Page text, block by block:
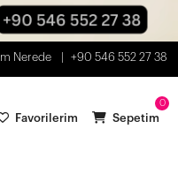
Nerede +90 546 552 27 38
Favorilerim
0
Sepetim